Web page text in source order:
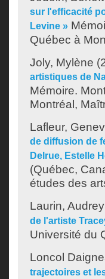
sur l'efficacité
Levine »
Québec à
Joly, Mylène
artistiques de
Mémoire.
Montréal,
Lafleur,
de diffusion de
Delrue, Estelle
(Québec,
études des
Laurin, Audrey
de l'artiste
Université du
Loncol
trajectoires et